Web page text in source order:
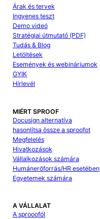
Árak és tervek
Ingyenes teszt
Demo videó
Stratégiai útmutató (PDF)
Tudás & Blog
Letöltések
Események és webináriumok
GYIK
Hírlevél
MIÉRT SPROOF
Docusign alternatíva
hasonlítsa össze a sproofot
Megfelelés
Hivatkozások
Vállalkozások számára
Humánerőforrás/HR esetében
Egyetemek számára
A VÁLLALAT
A sprooofól